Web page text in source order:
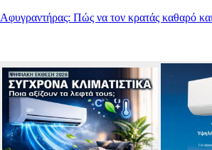
Αφυγραντήρας: Πώς να τον κρατάς καθαρό